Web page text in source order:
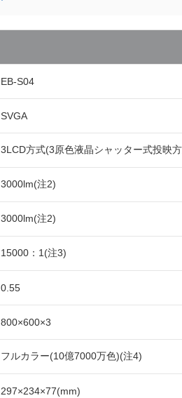
EB-S04
SVGA
3LCD方式(3原色液晶シャッター式投映
3000lm(注2)
3000lm(注2)
15000：1(注3)
0.55
800×600×3
フルカラー(10億7000万色)(注4)
297×234×77(mm)